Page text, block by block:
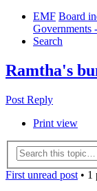
EMF Board
Governments
Search
Ramtha's
Post Reply
Print view
First unread post • 1